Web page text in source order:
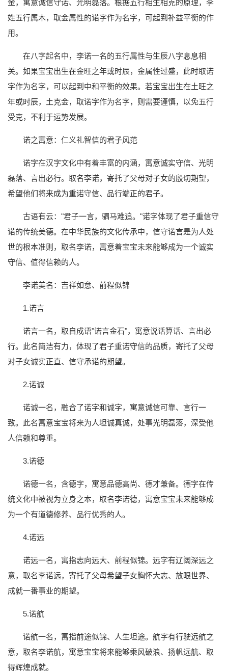
金，寓意诚信守诺、光明磊落。根据五行相生相克的原理，李
姓五行属木，取金属性的诺字作为名字，可起到补益平衡的作
用。
在八字起名中，李诺一名的五行属性与生辰八字息息相
关。如果宝宝出生在金旺之年或时辰，金属性过盛，此时取诺
字作为名字，可以起到中和平衡的效果。若宝宝出生在土旺之
年或时辰，土克金，取诺字作为名字，则需要谨慎，以免五行
受克，不利于运势发展。
诺之寓意：仁义礼智信的君子风范
诺字在汉字文化中有着丰富的内涵，寓意诚实守信、光明
磊落、言出必行。取名李诺，寄托了父母对子女的殷切期望，
希望他们将来成为重诺守信、品行端正的君子。
古语有云："君子一言，驷马难追。"诺字体现了君子重信守
诺的传统美德。在中华民族的文化传承中，信守诺言是为人处
世的根本准则，取名李诺，寓意着宝宝未来能够成为一个诚实
守信、值得信赖的人。
李诺美名：吉祥如意、前程似锦
1.诺言
诺言一名，取自成语"诺言金石"，寓意说话算话、言出必
行。此名简洁有力，体现了君子重诺守信的品质，寄托了父母
对子女诚实正直、信守承诺的期望。
2.诺诚
诺诚一名，融合了诺字和诚字，寓意诚信可靠、言行一
致。此名寓意宝宝将来为人坦诚真诚，处事光明磊落，深受他
人信赖和尊重。
3.诺德
诺德一名，含德字，寓意品德高尚、德才兼备。德字在传
统文化中被视为立身之本，取名李诺德，寓意宝宝未来能够成
为一个有道德修养、品行优秀的人。
4.诺远
诺远一名，寓指志向远大、前程似锦。远字有辽阔深远之
意，取名李诺远，寄托了父母希望子女胸怀大志、放眼世界、
成就一番事业的期望。
5.诺航
诺航一名，寓指前途似锦、人生坦途。航字有行驶远航之
意，取名李诺航，寓意宝宝将来能够乘风破浪、扬帆远航、取
得辉煌成就。